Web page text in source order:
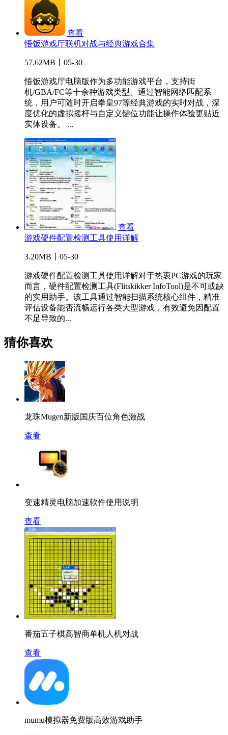
查看
悟饭游戏厅联机对战与经典游戏合集
57.62MB丨05-30
悟饭游戏厅电脑版作为多功能游戏平台，支持街
机/GBA/FC等十余种游戏类型。通过智能网络匹配系
统，用户可随时开启拳皇97等经典游戏的实时对战，深
度优化的虚拟摇杆与自定义键位功能让操作体验更贴近
实体设备。 ...
查看
游戏硬件配置检测工具使用详解
3.20MB丨05-30
游戏硬件配置检测工具使用详解对于热衷PC游戏的玩家
而言，硬件配置检测工具(Flitskikker InfoTool)是不可或缺
的实用助手。该工具通过智能扫描系统核心组件，精准
评估设备能否流畅运行各类大型游戏，有效避免因配置
不足导致的...
猜你喜欢
龙珠Mugen新版国庆百位角色激战
查看
变速精灵电脑加速软件使用说明
查看
番茄五子棋高智商单机人机对战
查看
mumu模拟器免费版高效游戏助手